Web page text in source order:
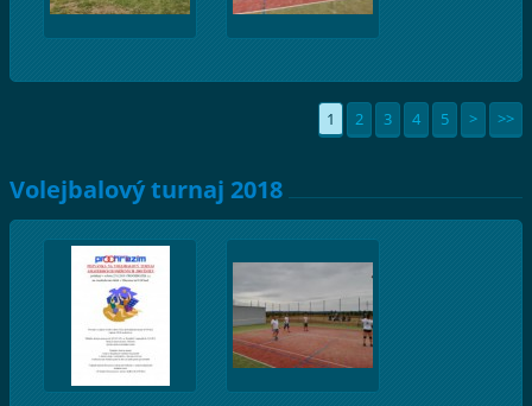
1 2 3 4 5 > >>
Volejbalový turnaj 2018